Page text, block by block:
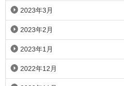
2023年3月
2023年2月
2023年1月
2022年12月